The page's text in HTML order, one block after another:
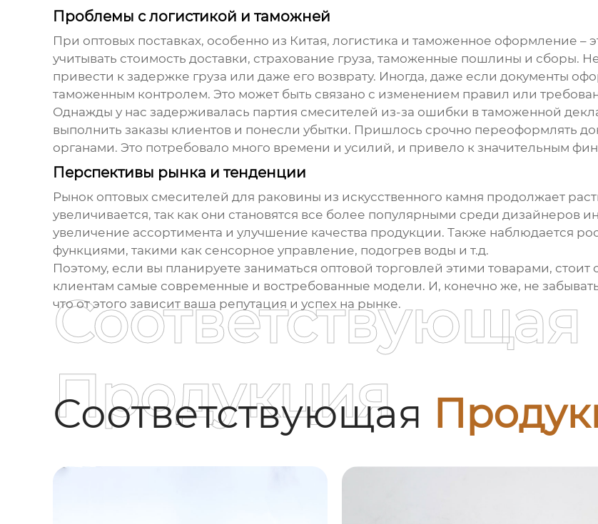
Проблемы с логистикой и таможней
При оптовых поставках, особенно из Китая, логистика и таможенное оформление –
учитывать стоимость доставки, страхование груза, таможенные пошлины и сборы.
привести к задержке груза или даже его возврату. Иногда, даже если документы
таможенным контролем. Это может быть связано с изменением правил или
Однажды у нас задерживалась партия смесителей из-за ошибки в таможенной
выполнить заказы клиентов и понесли убытки. Пришлось срочно переоформлять
органами. Это потребовало много времени и усилий, и привело к значительным
Перспективы рынка и тенденции
Рынок оптовых смесителей для раковины из искусственного камня продолжает
увеличивается, так как они становятся все более популярными среди дизайнеров
увеличение ассортимента и улучшение качества продукции. Также наблюдается
функциями, такими как сенсорное управление, подогрев воды и т.д.
Поэтому, если вы планируете заниматься оптовой торговлей этими товарами, стоит
клиентам самые современные и востребованные модели. И, конечно же, не
что от этого зависит ваша репутация и успех на рынке.
Соответствующая
Соответствующая
Продукция